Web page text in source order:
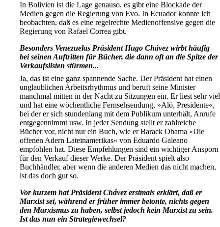
In Bolivien ist die Lage genauso, es gibt eine Blockade der
Medien gegen die Regierung von Evo. In Ecuador konnte ich
beobachten, daß es eine regelrechte Medienoffensive gegen die
Regierung von Rafael Correa gibt.
Besonders Venezuelas Präsident Hugo Chávez wirbt häufig
bei seinen Auftritten für Bücher, die dann oft an die Spitze der
Verkaufslisten stürmen...
Ja, das ist eine ganz spannende Sache. Der Präsident hat einen
unglaublichen Arbeitsrhythmus und beruft seine Minister
manchmal mitten in der Nacht zu Sitzungen ein. Er liest sehr viel
und hat eine wöchentliche Fernsehsendung, »Aló, Presidente«,
bei der er sich stundenlang mit dem Publikum unterhält, Anrufe
entgegennimmt usw. In jeder Sendung stellt er zahlreiche
Bücher vor, nicht nur ein Buch, wie er Barack Obama »Die
offenen Adern Lateinamerikas« von Eduardo Galeano
empfohlen hat. Diese Empfehlungen sind ein wichtiger Ansporn
für den Verkauf dieser Werke. Der Präsident spielt also
Buchhändler, aber wenn die anderen Medien das nicht machen,
ist das doch gut so.
Vor kurzem hat Präsident Chávez erstmals erklärt, daß er
Marxist sei, während er früher immer betonte, nichts gegen
den Marxismus zu haben, selbst jedoch kein Marxist zu sein.
Ist das nun ein Strategiewechsel?